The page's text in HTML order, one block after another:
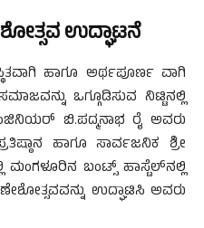
ಉದ್ಘಾಟನೆ
ಹಾಗೂ ಅರ್ಥಪೂರ್ಣ ವಾಗಿ
ಒಗ್ಗೂಡಿಸುವ ನಿಟ್ಟಿನಲ್ಲಿ
ಬಿ.ಪದ್ಮನಾಭ ರೈ ಅವರು
ಹಾಗೂ ಸಾರ್ವಜನಿಕ ಶ್ರೀ
ಬಂಟ್ಸ್ ಹಾಸ್ಟೆಲ್‍ನಲ್ಲಿ
ಉದ್ಘಾಟಿಸಿ ಅವರು